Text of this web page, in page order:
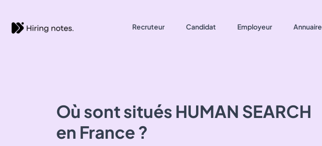
Recruteur Candidat Employeur Annuaire
Où sont situés HUMAN SEARCH
en France ?